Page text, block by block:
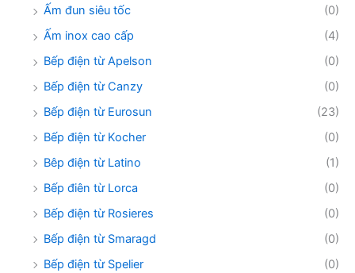
Ấm đun siêu tốc
(0)
Ấm inox cao cấp
(4)
Bếp điện từ Apelson
(0)
Bếp điện từ Canzy
(0)
Bếp điện từ Eurosun
(23)
Bếp điện từ Kocher
(0)
Bêp điện từ Latino
(1)
Bếp điên từ Lorca
(0)
Bếp điện từ Rosieres
(0)
Bếp điện từ Smaragd
(0)
Bếp điện từ Spelier
(0)